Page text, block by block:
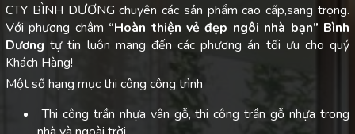
CTY BÌNH DƯƠNG chuyên các sản phẩm cao cấp,sang trọng.
Với phương châm “Hoàn thiện vẻ đẹp ngôi nhà bạn” Bình
Dươngtự tin luôn mang đến các phương án tối ưu cho quý
Khách Hàng!
Một số hạng mục thi công công trình
Thi công trần nhựa vân gỗ, thi công trần gỗ nhựa trong